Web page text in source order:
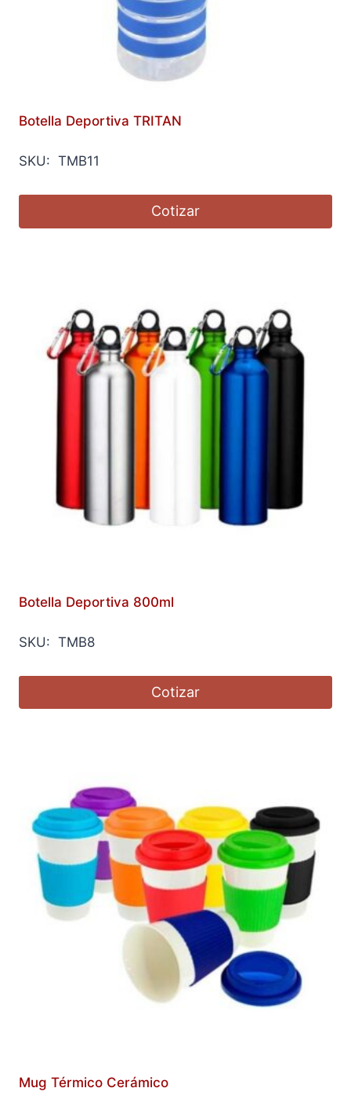
Botella Deportiva TRITAN
SKU: TMB11
Cotizar
Botella Deportiva 800ml
SKU: TMB8
Cotizar
Mug Térmico Cerámico